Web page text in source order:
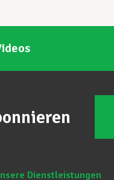
Dienstleistungen